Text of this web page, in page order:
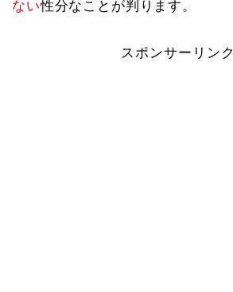
ない性分なことが判ります。
スポンサーリンク